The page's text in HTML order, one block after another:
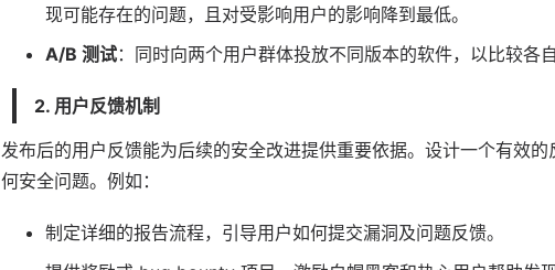
现可能存在的问题，且对受影响用户的影响降到最低。
A/B 测试：同时向两个用户群体投放不同版本的软件，以比较各
2. 用户反馈机制
发布后的用户反馈能为后续的安全改进提供重要依据。设计一个有效
何安全问题。例如：
制定详细的报告流程，引导用户如何提交漏洞及问题反馈。